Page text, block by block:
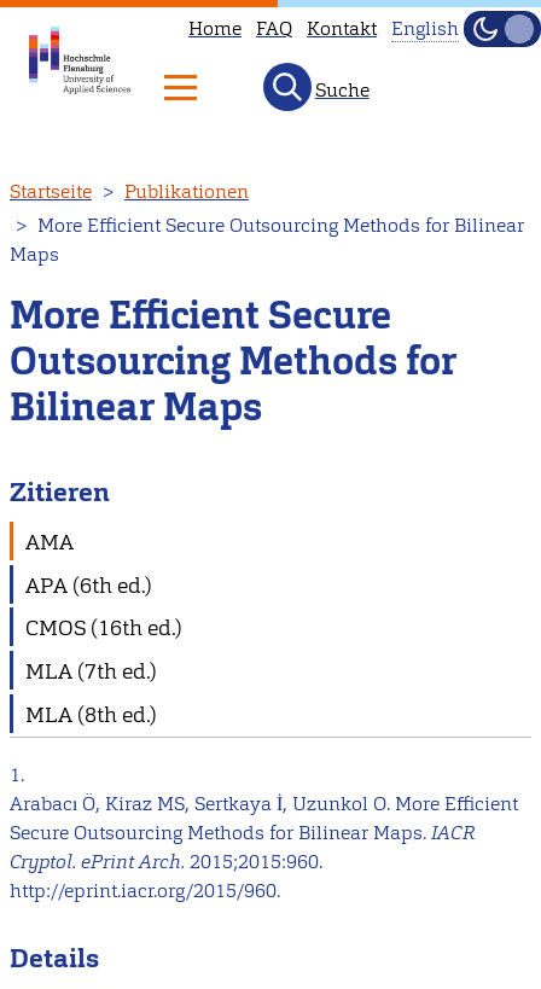
zum
Inhalt
Home FAQ Kontakt
available
to
English
Hell
Suche
Startseite
Publikationen
More Efficient Secure Outsourcing Methods for Bilinear
Maps
More Efficient Secure
Outsourcing Methods for
Bilinear Maps
Zitieren
AMA
APA (6th ed.)
CMOS (16th ed.)
MLA (7th ed.)
MLA (8th ed.)
1.
Arabacı Ö, Kiraz MS, Sertkaya İ, Uzunkol O. More Efficient
Secure Outsourcing Methods for Bilinear Maps.IACR
Cryptol. ePrint Arch. 2015;2015:960.
http://eprint.iacr.org/2015/960.
Details